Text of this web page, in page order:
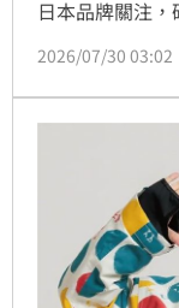
日本品牌關注
錄，怎料如今媒
2026/07/30 03:02